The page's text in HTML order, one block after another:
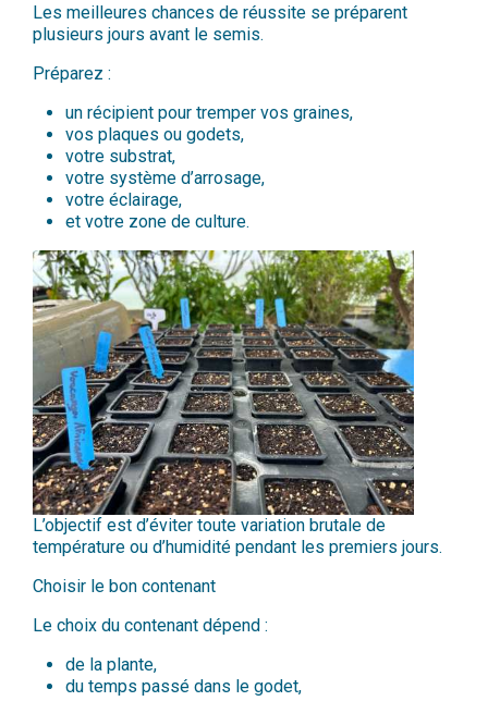
Les meilleures chances de réussite se préparent
plusieurs jours avant le semis.
Préparez :
un récipient pour tremper vos graines,
vos plaques ou godets,
votre substrat,
votre système d’arrosage,
votre éclairage,
et votre zone de culture.
L’objectif est d’éviter toute variation brutale de
température ou d’humidité pendant les premiers jours.
Choisir le bon contenant
Le choix du contenant dépend :
de la plante,
du temps passé dans le godet,